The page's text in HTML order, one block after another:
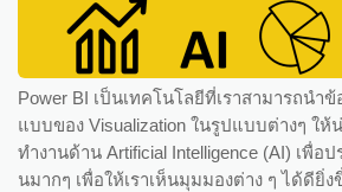
Power BI เป็นเทคโนโลยีที่เราสามารถนำ
แบบของ Visualization ในรูปแบบต่างๆ ให้
ทำงานด้าน Artificial Intelligence (AI) เพื่อ
นมากๆ เพื่อให้เราเห็นมุมมองต่าง ๆ ได้ดียิ่